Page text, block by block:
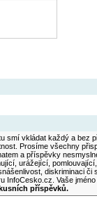
smí vkládat každý a bez
Prosíme všechny
a příspěvky
urážející,
diskriminaci
InfoCesko.cz. Vaše
příspěvků.